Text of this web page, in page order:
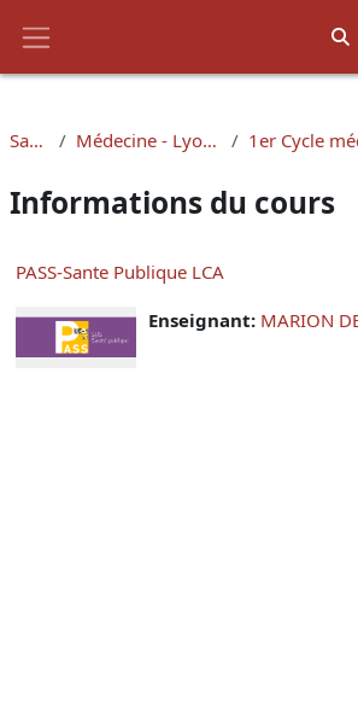
Santé Médecine - Lyon-Est
Informations du cours
PASS-Sante Publique LCA
Enseignant: MARION